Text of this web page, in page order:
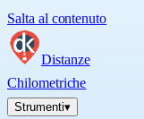
Salta al contenuto
Distanze
Chilometriche
Strumenti▾